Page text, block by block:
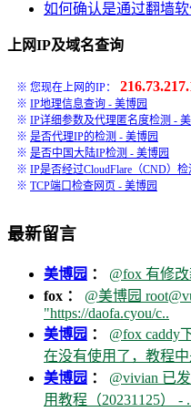
如何确认是通过翻墙
上网IP及域名查询
※ 您现在上网的IP：
※ IP地理信息查询 - 美博园
※ IP详细参数及代理匿名度检测 -
※ 是否代理IP的检测 - 美博园
※ 是否中国大陆IP检测 - 美博园
※ IP是否经过CloudFlare（CND）检
※ TCP端口检查网页 - 美博园
最新留言
美博园 ： @fox 有修
fox ： @美博园
"https://daofa.cyou/c..
美博园 ： @fox caddy
在没有使用了，教程
美博园 ： @vivian 已
用教程（20231125） -